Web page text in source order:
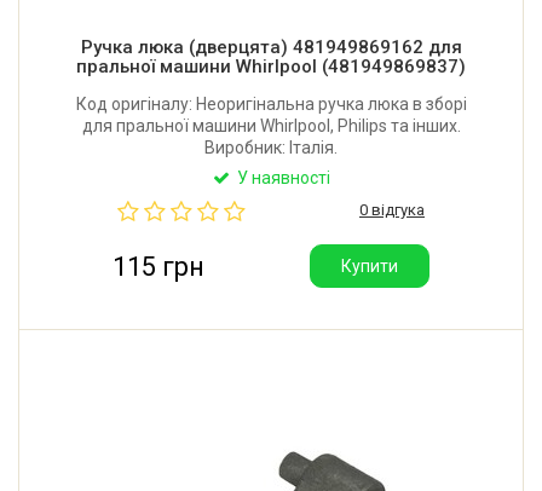
Ручка люка (дверцята) 481949869162 для
пральної машини Whirlpool (481949869837)
Код оригіналу: Неоригінальна ручка люка в зборі
для пральної машини Whirlpool, Philips та інших.
Виробник: Італія.
У наявності
0 відгука
115 грн Купити